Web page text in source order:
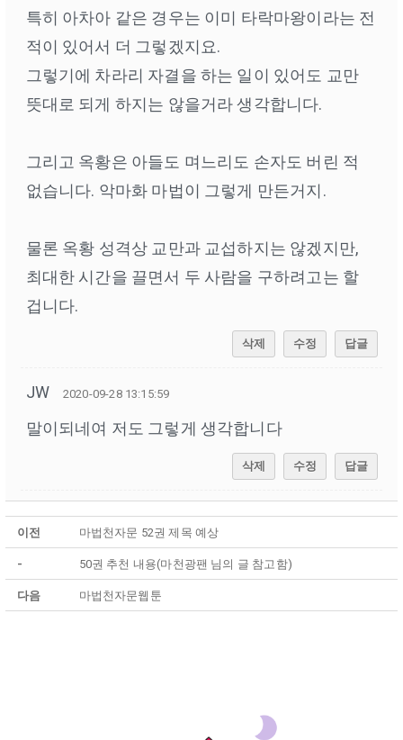
특히 아차아 같은 경우는 이미 타락마왕이라는 전
적이 있어서 더 그렇겠지요.
그렇기에 차라리 자결을 하는 일이 있어도 교만
뜻대로 되게 하지는 않을거라 생각합니다.
그리고 옥황은 아들도 며느리도 손자도 버린 적
없습니다. 악마화 마법이 그렇게 만든거지.
물론 옥황 성격상 교만과 교섭하지는 않겠지만,
최대한 시간을 끌면서 두 사람을 구하려고는 할
겁니다.
삭제 수정 답글
JW 2020-09-28 13:15:59
말이되네여 저도 그렇게 생각합니다
삭제 수정 답글
이전 마법천자문 52권 제목 예상
- 50권 추천 내용(마천광팬 님의 글 참고함)
다음 마법천자문웹툰